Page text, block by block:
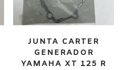
JUNTA CARTER
GENERADOR
YAMAHA XT 125 R